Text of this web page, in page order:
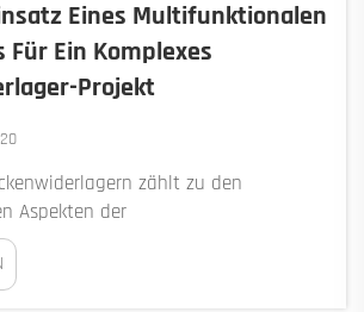
Eines Multifunktionalen
Für Ein Komplexes
Projekt
zählt zu den
Aspekten der
insbesondere bei
eingeschränktem
statischen Anforderungen. Diese